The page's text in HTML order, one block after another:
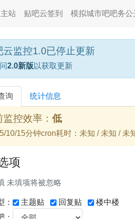
站 贴吧云签到 模拟城市吧吧务公
云监控1.0已停止更新
2.0新版 以获取更新
询 统计信息
监控效率： 低
10/15分钟cron耗时：未知 / 未知 / 未
项
未填项将被忽略
： 主题贴 回复贴
楼中楼
：